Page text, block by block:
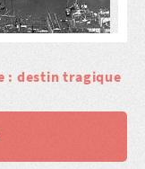
: destin tragique